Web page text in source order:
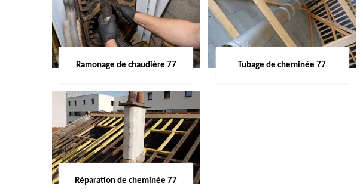
Ramonage de chaudière 77 Tubage de cheminée 77
Réparation de cheminée 77